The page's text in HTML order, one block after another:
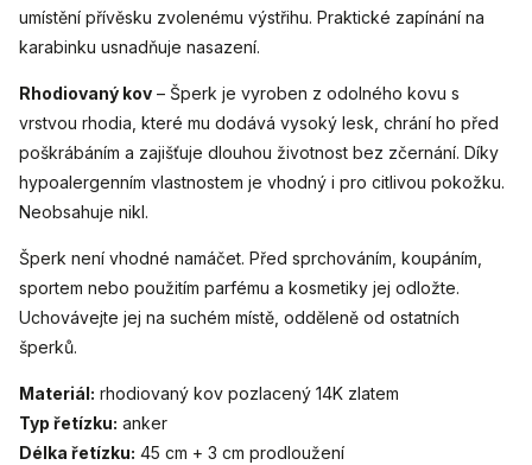
umístění přívěsku zvolenému výstřihu. Praktické zapínání na
karabinku usnadňuje nasazení.
Rhodiovaný kov – Šperk je vyroben z odolného kovu s
vrstvou rhodia, které mu dodává vysoký lesk, chrání ho před
poškrábáním a zajišťuje dlouhou životnost bez zčernání. Díky
hypoalergenním vlastnostem je vhodný i pro citlivou pokožku.
Neobsahuje nikl.
Šperk není vhodné namáčet. Před sprchováním, koupáním,
sportem nebo použitím parfému a kosmetiky jej odložte.
Uchovávejte jej na suchém místě, odděleně od ostatních
šperků.
Materiál: rhodiovaný kov pozlacený 14K zlatem
Typ řetízku: anker
Délka řetízku: 45 cm + 3 cm prodloužení